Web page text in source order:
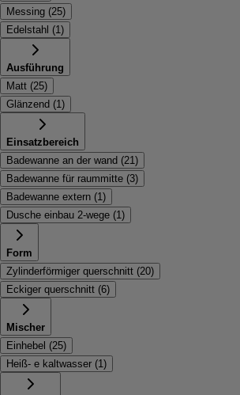
Messing (25)
Edelstahl (1)
Ausführung
Matt (25)
Glänzend (1)
Einsatzbereich
Badewanne an der wand (21)
Badewanne für raummitte (3)
Badewanne extern (1)
Dusche einbau 2-wege (1)
Form
Zylinderförmiger querschnitt (20)
Eckiger querschnitt (6)
Mischer
Einhebel (25)
Heiß- e kaltwasser (1)